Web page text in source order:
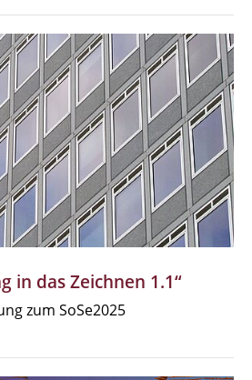
in das Zeichnen 1.1“
zum SoSe2025